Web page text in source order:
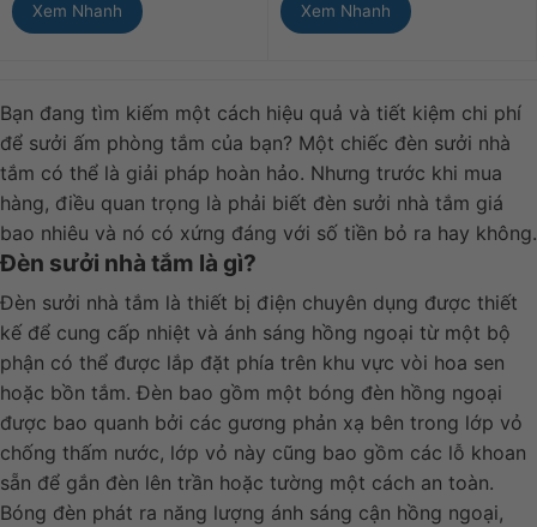
Xem Nhanh Xem Nhanh
Bạn đang tìm kiếm một cách hiệu quả và tiết kiệm chi phí
để sưởi ấm phòng tắm của bạn? Một chiếc đèn sưởi nhà
tắm có thể là giải pháp hoàn hảo. Nhưng trước khi mua
hàng, điều quan trọng là phải biết đèn sưởi nhà tắm giá
bao nhiêu và nó có xứng đáng với số tiền bỏ ra hay không.
Đèn sưởi nhà tắm là gì?
Đèn sưởi nhà tắm là thiết bị điện chuyên dụng được thiết
kế để cung cấp nhiệt và ánh sáng hồng ngoại từ một bộ
phận có thể được lắp đặt phía trên khu vực vòi hoa sen
hoặc bồn tắm. Đèn bao gồm một bóng đèn hồng ngoại
được bao quanh bởi các gương phản xạ bên trong lớp vỏ
chống thấm nước, lớp vỏ này cũng bao gồm các lỗ khoan
sẵn để gắn đèn lên trần hoặc tường một cách an toàn.
Bóng đèn phát ra năng lượng ánh sáng cận hồng ngoại,